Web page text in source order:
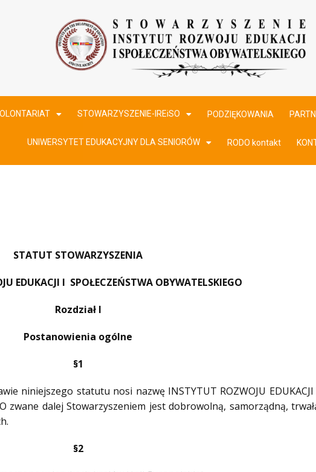
STOWARZYSZENIE-IREiSO PODZIĘKOWANIA
UNIWERSYTET EDUKACYJNY DLA SENIORÓW RODO kontakt
STATUT STOWARZYSZENIA
EDUKACJI I SPOŁECZEŃSTWA OBYWATELSKIEGO
Rozdział I
Postanowienia ogólne
§1
niniejszego statutu nosi nazwę INSTYTUT ROZWOJU EDUKACJI
zwane dalej Stowarzyszeniem jest dobrowolną, samorządną,
§2